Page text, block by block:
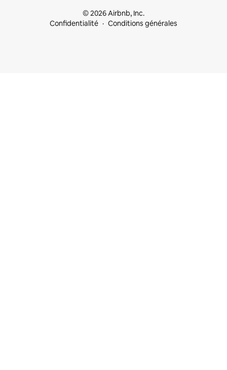
© 2026 Airbnb, Inc.
Confidentialité
Conditions générales